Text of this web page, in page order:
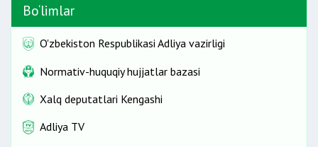
Bo‘limlar
O'zbekiston Respublikasi Adliya vazirligi
Normativ-huquqiy hujjatlar bazasi
Xalq deputatlari Kengashi
Adliya TV